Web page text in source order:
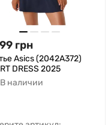
грн
Asics (2042A372)
DRESS 2025
В наличии